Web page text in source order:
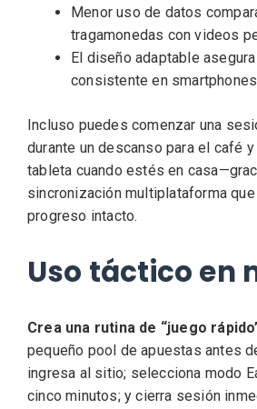
Menor uso de datos
tragamonedas con videos
El diseño adaptable
consistente en
Incluso puedes comenzar una
durante un descanso para el café
tableta cuando estés en
sincronización multiplataforma
progreso intacto.
Uso táctico en
Crea una rutina de “juego
pequeño pool de apuestas antes
ingresa al sitio; selecciona modo
cinco minutos; y cierra sesión